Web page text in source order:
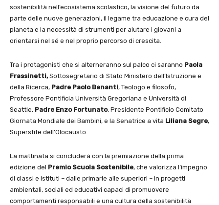
sostenibilità nell’ecosistema scolastico, la visione del futuro da
parte delle nuove generazioni, il legame tra educazione e cura del
pianeta e la necessità di strumenti per aiutare i giovani a
orientarsi nel sé e nel proprio percorso di crescita.
Tra i protagonisti che si alterneranno sul palco ci saranno Paola
Frassinetti,Sottosegretario di Stato Ministero dell’Istruzione e
della Ricerca, Padre Paolo Benanti, Teologo e filosofo,
Professore Pontificia Università Gregoriana e Università di
Seattle, Padre Enzo Fortunato, Presidente Pontificio Comitato
Giornata Mondiale dei Bambini, e la Senatrice a vita Liliana Segre,
Superstite dell’Olocausto.
La mattinata si concluderà con la premiazione della prima
edizione del Premio Scuola Sostenibile, che valorizza l’impegno
di classi e istituti – dalle primarie alle superiori – in progetti
ambientali, sociali ed educativi capaci di promuovere
comportamenti responsabili e una cultura della sostenibilità